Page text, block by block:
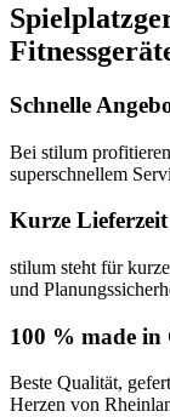
Schnelle
Bei stilum
superschnellem
Kurze Lieferzeit
stilum steht für
und
100 % made in
Beste Qualität,
Herzen von